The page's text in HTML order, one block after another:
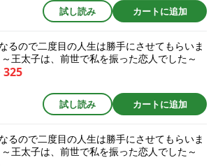
試し読み カートに追加
るので二度目の人生は勝手にさせてもらいま
王太子は、前世で私を振った恋人でした～
325
試し読み カートに追加
るので二度目の人生は勝手にさせてもらいま
王太子は、前世で私を振った恋人でした～